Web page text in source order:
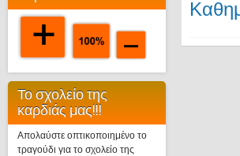
Το σχολείο της
καρδιάς μας!!!
Απολαύστε οπτικοποιημένο το
τραγούδι για το σχολείο της